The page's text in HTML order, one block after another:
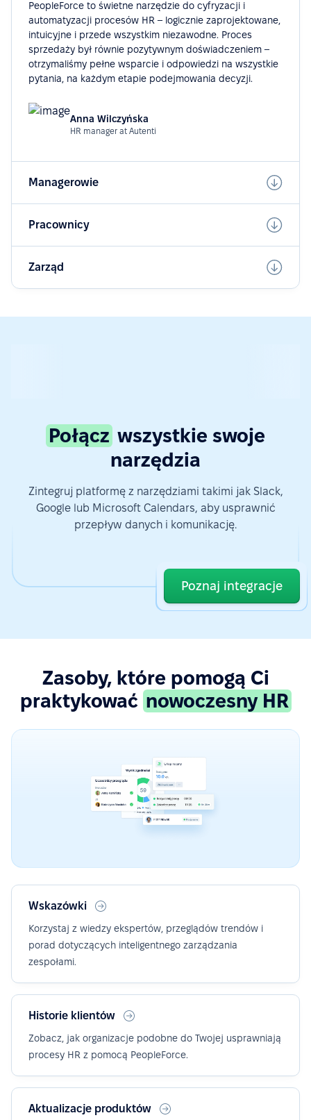
PeopleForce to świetne narzędzie do cyfryzacji i
automatyzacji procesów HR – logicznie zaprojektowane,
intuicyjne i przede wszystkim niezawodne. Proces
sprzedaży był równie pozytywnym doświadczeniem –
otrzymaliśmy pełne wsparcie i odpowiedzi na wszystkie
pytania, na każdym etapie podejmowania decyzji.
Anna Wilczyńska
HR manager at Autenti
Managerowie
Pracownicy
Zarząd
Połącz wszystkie swoje
narzędzia
Zintegruj platformę z narzędziami takimi jak Slack,
Google lub Microsoft Calendars, aby usprawnić
przepływ danych i komunikację.
Poznaj integracje
Zasoby, które pomogą Ci
praktykować nowoczesny HR
Wskazówki
Korzystaj z wiedzy ekspertów, przeglądów trendów i
porad dotyczących inteligentnego zarządzania
zespołami.
Historie klientów
Zobacz, jak organizacje podobne do Twojej usprawniają
procesy HR z pomocą PeopleForce.
Aktualizacje produktów